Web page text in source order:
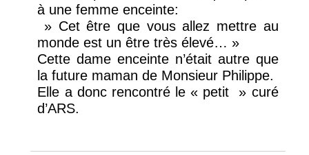
à une femme enceinte:
» Cet être que vous allez mettre au
monde est un être très élevé… »
Cette dame enceinte n’était autre que
la future maman de Monsieur Philippe.
Elle a donc rencontré le « petit » curé
d’ARS.